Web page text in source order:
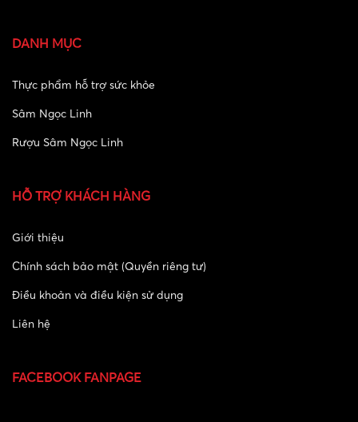
DANH MỤC
Thực phẩm hỗ trợ sức khỏe
Sâm Ngọc Linh
Rượu Sâm Ngọc Linh
HỖ TRỢ KHÁCH HÀNG
Giới thiệu
Chính sách bảo mật (Quyền riêng tư)
Điều khoản và điều kiện sử dụng
Liên hệ
FACEBOOK FANPAGE